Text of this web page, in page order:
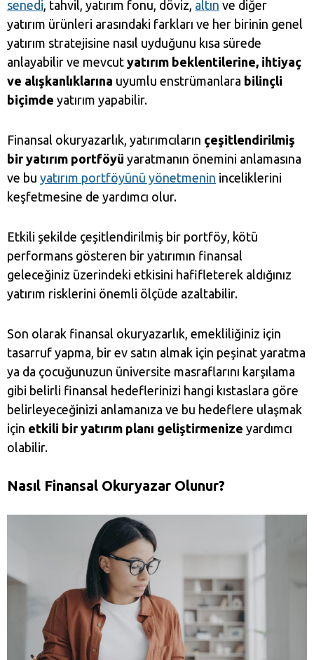
senedi, tahvil, yatırım fonu, döviz, altın ve diğer
yatırım ürünleri arasındaki farkları ve her birinin genel
yatırım stratejisine nasıl uyduğunu kısa sürede
anlayabilir ve mevcut yatırım beklentilerine, ihtiyaç
ve alışkanlıklarına uyumlu enstrümanlara bilinçli
biçimde yatırım yapabilir.
Finansal okuryazarlık, yatırımcıların çeşitlendirilmiş
bir yatırım portföyü yaratmanın önemini anlamasına
ve bu yatırım portföyünü yönetmenin inceliklerini
keşfetmesine de yardımcı olur.
Etkili şekilde çeşitlendirilmiş bir portföy, kötü
performans gösteren bir yatırımın finansal
geleceğiniz üzerindeki etkisini hafifleterek aldığınız
yatırım risklerini önemli ölçüde azaltabilir.
Son olarak finansal okuryazarlık, emekliliğiniz için
tasarruf yapma, bir ev satın almak için peşinat yaratma
ya da çocuğunuzun üniversite masraflarını karşılama
gibi belirli finansal hedeflerinizi hangi kıstaslara göre
belirleyeceğinizi anlamanıza ve bu hedeflere ulaşmak
için etkili bir yatırım planı geliştirmenize yardımcı
olabilir.
Nasıl Finansal Okuryazar Olunur?